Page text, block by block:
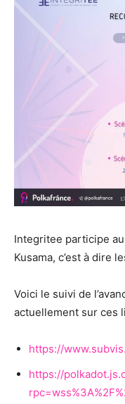
Integritee participe
Kusama, c’est à dire
Voici le suivi de
actuellement sur ces
https://
https://